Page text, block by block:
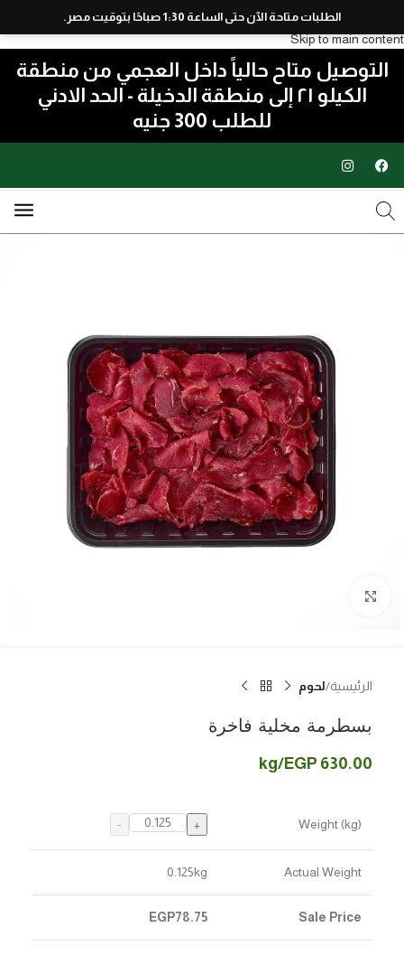
Skip to navigation
Skip to main content
التوصيل متاح حالياً داخل العجمي من منطقة
الكيلو ٢١ إلى منطقة الدخيلة - الحد الادني
للطلب 300 جنيه
الرئيسية لحوم
بسطرمة مخلية فاخرة
EGP 630.00
/kg
Weight (kg)
Actual Weight
0.125kg
Sale Price
EGP78.75
الطلبات متاحة الآن حتى الساعة 1:30 صباحًا بتوقيت مصر.